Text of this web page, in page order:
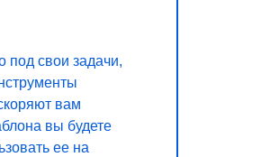
под свои задачи,
вам
вы будете
ее на